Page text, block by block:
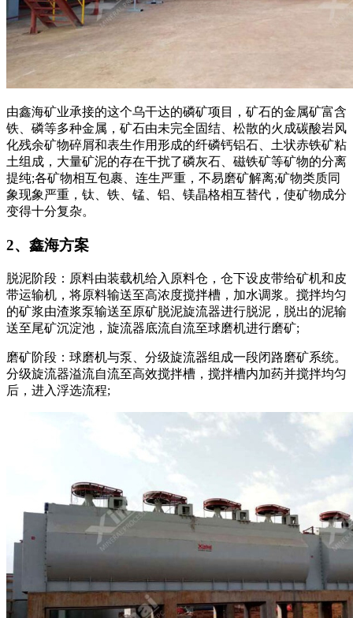
由鑫海矿业承接的这个乌干达的磷矿项目，矿石的金属矿富含
铁、磷等多种金属，矿石由未完全固结、松散的火成碳酸岩风
化残余矿物碎屑和表生作用形成的纤磷钙铝石、土状赤铁矿粘
土组成，大量矿泥的存在干扰了磷灰石、磁铁矿等矿物的分离
提纯;各矿物相互包裹、连生严重，不易磨矿解离;矿物类质同
象现象严重，钛、铁、锰、铝、镁晶格相互替代，使矿物成分
变得十分复杂。
2、鑫海方案
脱泥阶段：原料由装载机给入原料仓，仓下设皮带给矿机和皮
带运输机，将原料输送至高浓度搅拌槽，加水调浆。搅拌均匀
的矿浆由渣浆泵输送至原矿脱泥旋流器进行脱泥，脱出的泥输
送至尾矿沉淀池，旋流器底流自流至球磨机进行磨矿;
磨矿阶段：球磨机与泵、分级旋流器组成一段闭路磨矿系统。
分级旋流器溢流自流至高效搅拌槽，搅拌槽内加药并搅拌均匀
后，进入浮选流程;